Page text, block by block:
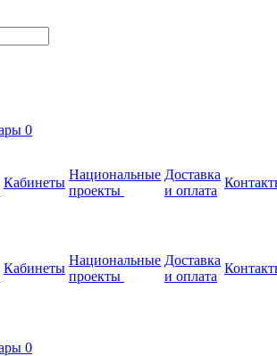
0
Кабинеты
Национальные
проекты
Доставка
и оплата
Кабинеты
Национальные
проекты
Доставка
и оплата
0